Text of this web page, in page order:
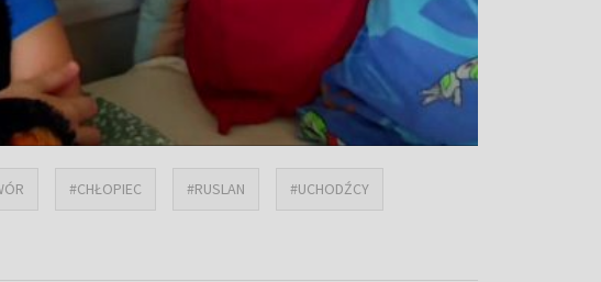
#CHŁOPIEC #RUSLAN #UCHODŹCY